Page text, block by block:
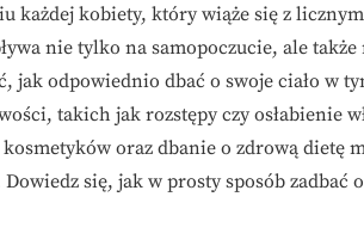
każdej kobiety, który wiąże się z
nie tylko na samopoczucie, ale
jak odpowiednio dbać o swoje ciało w
takich jak rozstępy czy osłabienie
oraz dbanie o zdrową dietę
się, jak w prosty sposób zadbać